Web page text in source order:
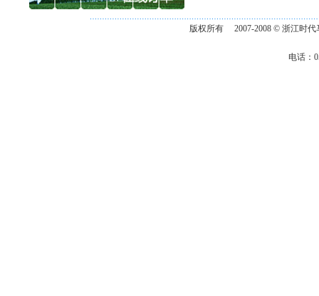
版权所有 2007-2008 ©浙江时代
电话：